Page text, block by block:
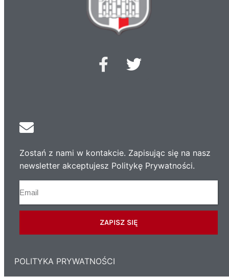
Zostań z nami w kontakcie. Zapisując się na nasz
newsletter akceptujesz Politykę Prywatności.
ZAPISZ SIĘ
POLITYKA PRYWATNOŚCI